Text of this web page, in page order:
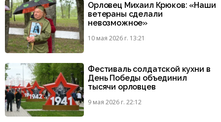
Орловец Михаил Крюков: «Наши
ветераны сделали
невозможное»
10 мая 2026 г. 13:21
Фестиваль солдатской кухни в
День Победы объединил
тысячи орловцев
9 мая 2026 г. 22:12